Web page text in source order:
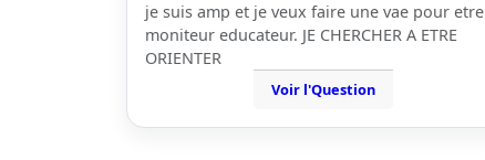
je suis amp et je veux faire une vae pour etre
moniteur educateur. JE CHERCHER A ETRE
ORIENTER
Voir l'Question